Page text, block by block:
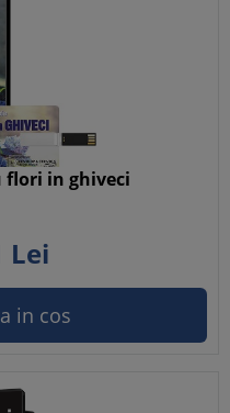
flori in ghiveci
Lei
in cos